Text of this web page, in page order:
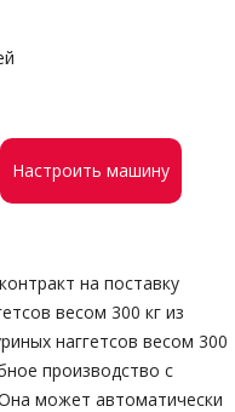
Настроить машину
на поставку
весом 300 кг из
наггетсов весом 300
производство с
может автоматически